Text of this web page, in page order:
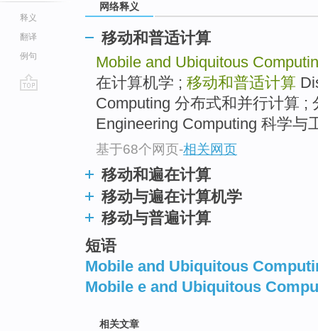
释义
翻译
例句
网络释义
移动和普适计算
Mobile and Ubiquitous
在计算机学 ; 移动和普适计算
Computing 分布式和并行计算 ;
Engineering Computing 科学与
基于68个网页-相关网页
移动和遍在计算
移动与遍在计算机学
移动与普遍计算
短语
Mobile and Ubiquitous
Mobile e and Ubiquitous
相关文章